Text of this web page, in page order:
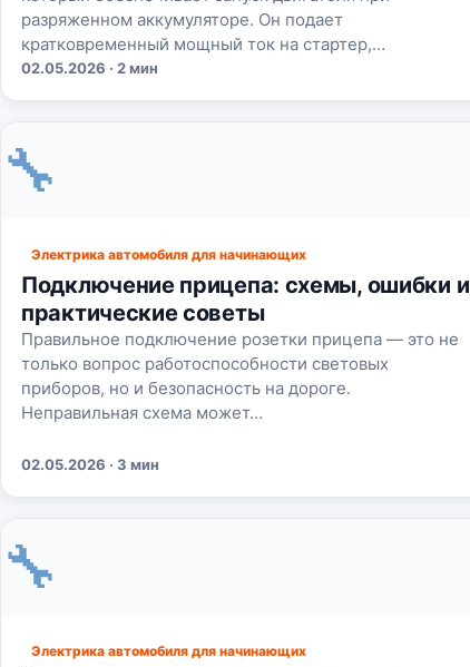
разряженном аккумуляторе. Он подает
кратковременный мощный ток на стартер,…
02.05.2026 · 2 мин
🔧
Электрика автомобиля для начинающих
Подключение прицепа: схемы, ошибки и
практические советы
Правильное подключение розетки прицепа — это не
только вопрос работоспособности световых
приборов, но и безопасность на дороге.
Неправильная схема может…
02.05.2026 · 3 мин
🔧
Электрика автомобиля для начинающих